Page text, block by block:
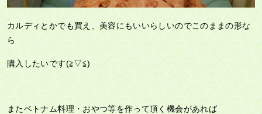
カルディとかでも買え、美容にもいいらしいのでこのままの形な
ら
購入したいです(≧▽≦)
またベトナム料理・おやつ等を作って頂く機会があれば